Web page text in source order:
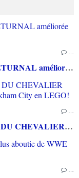
[TEST] SAROS PS5 : Une formule de RETURNAL améliorée et interessante
[TEST] LEGO BATMAN L'HERITAGE DU CHEVALIER NOIR XBOX SERIES X : C'est Batman Arkham City en LEGO!